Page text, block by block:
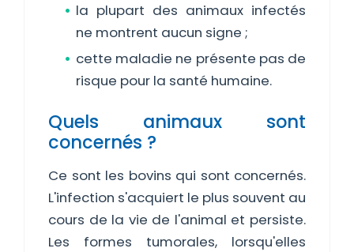
la plupart des animaux infectés
ne montrent aucun signe ;
cette maladie ne présente pas de
risque pour la santé humaine.
Quels animaux sont
concernés ?
Ce sont les bovins qui sont concernés.
L'infection s'acquiert le plus souvent au
cours de la vie de l'animal et persiste.
Les formes tumorales, lorsqu'elles